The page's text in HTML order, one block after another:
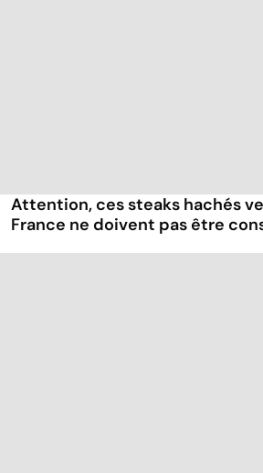
Attention, ces steaks hachés
France ne doivent pas être